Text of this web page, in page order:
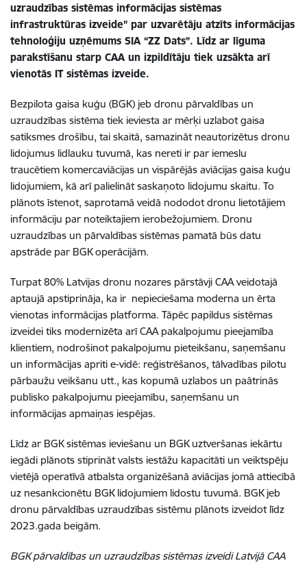
uzraudzības sistēmas informācijas sistēmas
infrastruktūras izveide” par uzvarētāju atzīts informācijas
tehnoloģiju uzņēmums SIA “ZZ Dats”. Līdz ar līguma
parakstīšanu starp CAA un izpildītāju tiek uzsākta arī
vienotās IT sistēmas izveide.
Bezpilota gaisa kuģu (BGK) jeb dronu pārvaldības un
uzraudzības sistēma tiek ieviesta ar mērķi uzlabot gaisa
satiksmes drošību, tai skaitā, samazināt neautorizētus dronu
lidojumus lidlauku tuvumā, kas nereti ir par iemeslu
traucētiem komercaviācijas un vispārējās aviācijas gaisa kuģu
lidojumiem, kā arī palielināt saskaņoto lidojumu skaitu. To
plānots īstenot, saprotamā veidā nododot dronu lietotājiem
informāciju par noteiktajiem ierobežojumiem. Dronu
uzraudzības un pārvaldības sistēmas pamatā būs datu
apstrāde par BGK operācijām.
Turpat 80% Latvijas dronu nozares pārstāvji CAA veidotajā
aptaujā apstiprināja, ka ir nepieciešama moderna un ērta
vienotas informācijas platforma. Tāpēc papildus sistēmas
izveidei tiks modernizēta arī CAA pakalpojumu pieejamība
klientiem, nodrošinot pakalpojumu pieteikšanu, saņemšanu
un informācijas apriti e-vidē: reģistrēšanos, tālvadības pilotu
pārbaužu veikšanu utt., kas kopumā uzlabos un paātrinās
publisko pakalpojumu pieejamību, saņemšanu un
informācijas apmaiņas iespējas.
Līdz ar BGK sistēmas ieviešanu un BGK uztveršanas iekārtu
iegādi plānots stiprināt valsts iestāžu kapacitāti un veiktspēju
vietējā operatīvā atbalsta organizēšanā aviācijas jomā attiecībā
uz nesankcionētu BGK lidojumiem lidostu tuvumā. BGK jeb
dronu pārvaldības uzraudzības sistēmu plānots izveidot līdz
2023.gada beigām.
BGK pārvaldības un uzraudzības sistēmas izveidi Latvijā CAA